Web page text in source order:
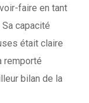
faire en tant
capacité
était claire
remporté
bilan de la